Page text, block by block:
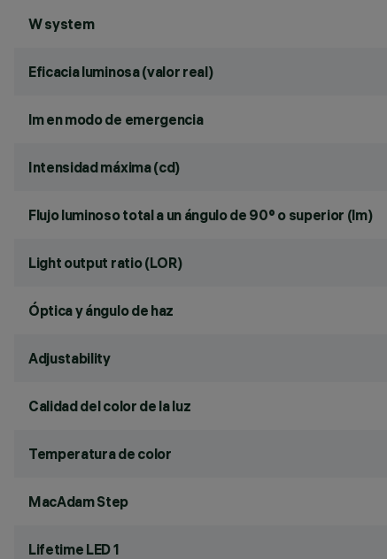
W system
Eficacia luminosa (valor real)
lm en modo de emergencia
Intensidad máxima (cd)
Flujo luminoso total a un ángulo de 90° o superior (lm)
Light output ratio (LOR)
Óptica y ángulo de haz
Adjustability
Calidad del color de la luz
Temperatura de color
MacAdam Step
Lifetime LED 1